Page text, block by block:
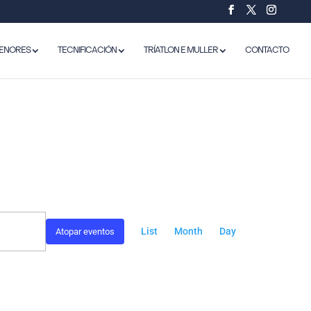
TECNIFICACIÓN TRÍATLON E MULLER CONTACTO
Atopar eventos DE
List Month Day